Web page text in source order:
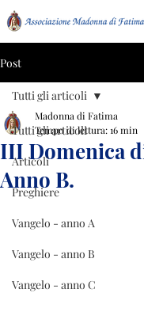
Post
Tutti gli articoli
Articoli
Preghiere
Vangelo - anno A
Vangelo - anno B
Vangelo - anno C
Tutti gli articoli
III Domenica
Anno B.
Madonna di Fatima
Tempo di lettura: 16 min